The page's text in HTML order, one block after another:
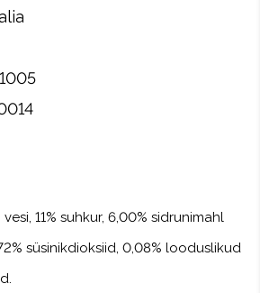
vesi, 11% suhkur, 6,00% sidrunimahl
süsinikdioksiid, 0,08% looduslikud